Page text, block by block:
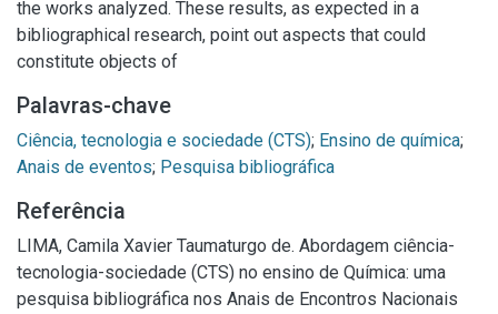
the works analyzed. These results, as expected in a
bibliographical research, point out aspects that could
constitute objects of
Palavras-chave
Ciência, tecnologia e sociedade (CTS); Ensino de química;
Anais de eventos; Pesquisa bibliográfica
Referência
LIMA, Camila Xavier Taumaturgo de. Abordagem ciência-
tecnologia-sociedade (CTS) no ensino de Química: uma
pesquisa bibliográfica nos Anais de Encontros Nacionais